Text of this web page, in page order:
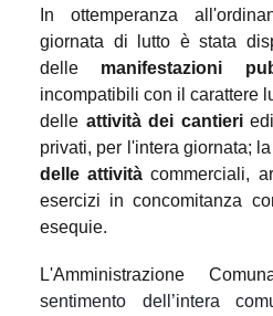
In ottemperanza
giornata di lutto è stata
delle manifestazioni
incompatibili con il carattere
delle attività dei cantieri
privati, per l'intera giornata; la
delle attività commerciali,
esercizi in concomitanza
esequie.
L'Amministrazione
sentimento dell’intera